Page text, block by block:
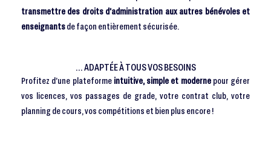
transmettre des droits d’administration aux autres bénévoles et
enseignantsde façon entièrement sécurisée.
... ADAPTÉE À TOUS VOS BESOINS
Profitez d’une plateformeintuitive, simple et modernepour gérer
vos licences, vos passages de grade, votre contrat club, votre
planning de cours, vos compétitions et bien plus encore !